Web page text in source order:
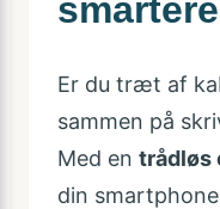
smartere
Er du træt af
sammen på
Med en trådløs
din